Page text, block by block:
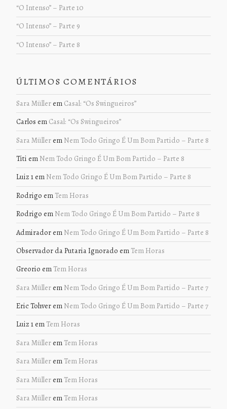
“O Intenso” – Parte 10
“O Intenso” – Parte 9
“O Intenso” – Parte 8
ÚLTIMOS COMENTÁRIOS
Sara Müllerem Casal: “Os Swingueiros”
Carlos em Casal: “Os Swingueiros”
Sara Müllerem Nem Todo Gringo É Um Bom Partido – Parte 8
Titi em Nem Todo Gringo É Um Bom Partido – Parte 8
Luiz 1em Nem Todo Gringo É Um Bom Partido – Parte 8
Rodrigo em Tem Horas
Rodrigo em Nem Todo Gringo É Um Bom Partido – Parte 8
Admiradorem Nem Todo Gringo É Um Bom Partido – Parte 8
Observador da Putaria Ignorado em Tem Horas
Greorio em Tem Horas
Sara Müllerem Nem Todo Gringo É Um Bom Partido – Parte 7
Eric Tohverem Nem Todo Gringo É Um Bom Partido – Parte 7
Luiz 1em Tem Horas
Sara Müllerem Tem Horas
Sara Müllerem Tem Horas
Sara Müllerem Tem Horas
Sara Müllerem Tem Horas